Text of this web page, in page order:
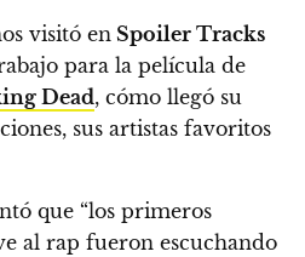
visitó en Spoiler Tracks
para la película de
Dead, cómo llegó su
sus artistas favoritos
que “los primeros
al rap fueron escuchando